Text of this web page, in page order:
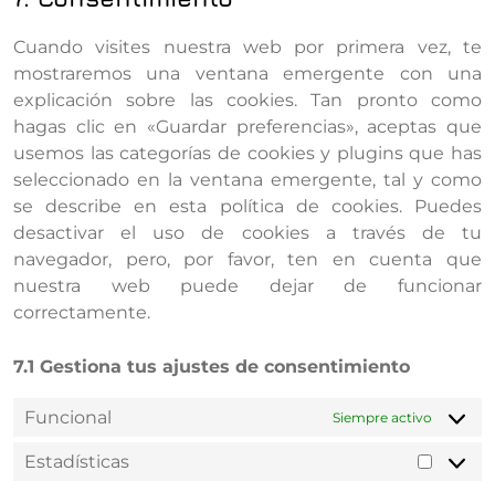
Cuando visites nuestra web por primera vez, te
mostraremos una ventana emergente con una
explicación sobre las cookies. Tan pronto como
hagas clic en «Guardar preferencias», aceptas que
usemos las categorías de cookies y plugins que has
seleccionado en la ventana emergente, tal y como
se describe en esta política de cookies. Puedes
desactivar el uso de cookies a través de tu
navegador, pero, por favor, ten en cuenta que
nuestra web puede dejar de funcionar
correctamente.
7.1 Gestiona tus ajustes de consentimiento
Funcional Siempre activo
Estadísticas